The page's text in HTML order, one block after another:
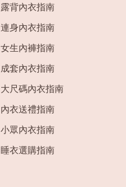
露背內衣指南
連身內衣指南
女生內褲指南
成套內衣指南
大尺碼內衣指南
內衣送禮指南
小眾內衣指南
睡衣選購指南